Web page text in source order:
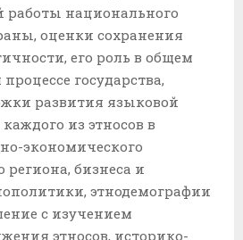
работы национального
оценки сохранения
его роль в общем
государства,
развития языковой
из этносов в
экономического
региона, бизнеса и
этнодемографии
с изучением
этносов, историко-